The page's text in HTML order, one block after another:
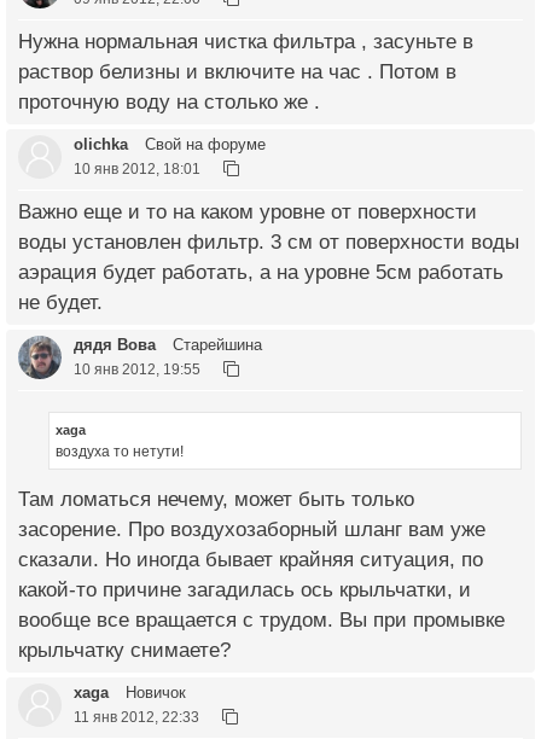
Нужна нормальная чистка фильтра , засуньте в
раствор белизны и включите на час . Потом в
проточную воду на столько же .
olichka Свой на форуме
10 янв 2012, 18:01
Важно еще и то на каком уровне от поверхности
воды установлен фильтр. 3 см от поверхности воды
аэрация будет работать, а на уровне 5см работать
не будет.
дядя Вова Старейшина
10 янв 2012, 19:55
xaga
воздуха то нетути!
Там ломаться нечему, может быть только
засорение. Про воздухозаборный шланг вам уже
сказали. Но иногда бывает крайняя ситуация, по
какой-то причине загадилась ось крыльчатки, и
вообще все вращается с трудом. Вы при промывке
крыльчатку снимаете?
xaga Новичок
11 янв 2012, 22:33